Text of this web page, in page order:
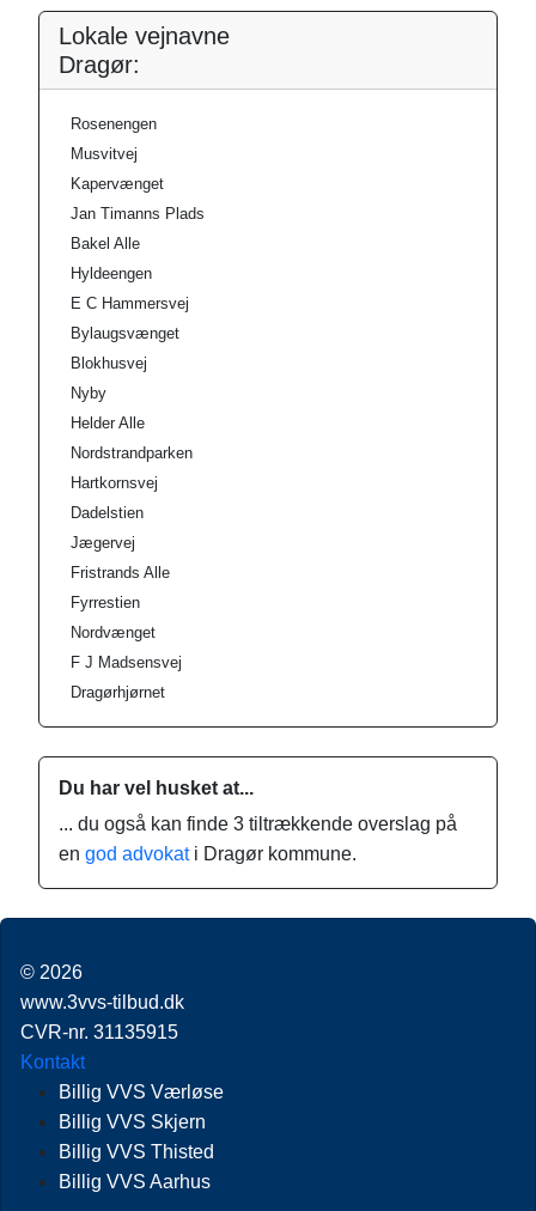
Lokale vejnavne
Dragør:
Rosenengen
Musvitvej
Kapervænget
Jan Timanns Plads
Bakel Alle
Hyldeengen
E C Hammersvej
Bylaugsvænget
Blokhusvej
Nyby
Helder Alle
Nordstrandparken
Hartkornsvej
Dadelstien
Jægervej
Fristrands Alle
Fyrrestien
Nordvænget
F J Madsensvej
Dragørhjørnet
Du har vel husket at...
... du også kan finde 3 tiltrækkende overslag på
en god advokati Dragør kommune.
© 2026
www.3vvs-tilbud.dk
CVR-nr. 31135915
Kontakt
Billig VVS Værløse
Billig VVS Skjern
Billig VVS Thisted
Billig VVS Aarhus